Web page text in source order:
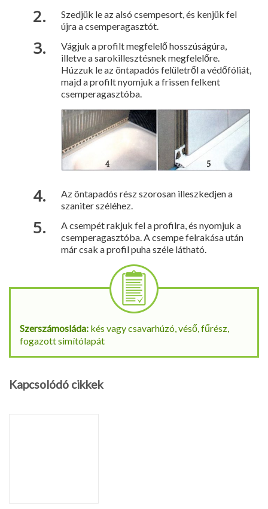
Szedjük le az alsó csempesort, és kenjük fel
újra a csemperagasztót.
Vágjuk a profilt megfelelő hosszúságúra,
illetve a sarokillesztésnek megfelelőre.
Húzzuk le az öntapadós felületről a védőfóliát,
majd a profilt nyomjuk a frissen felkent
csemperagasztóba.
Az öntapadós rész szorosan illeszkedjen a
szaniter széléhez.
A csempét rakjuk fel a profilra, és nyomjuk a
csemperagasztóba. A csempe felrakása után
már csak a profil puha széle látható.
Szerszámosláda: kés vagy csavarhúzó, véső, fűrész,
fogazott simítólapát
Kapcsolódó cikkek